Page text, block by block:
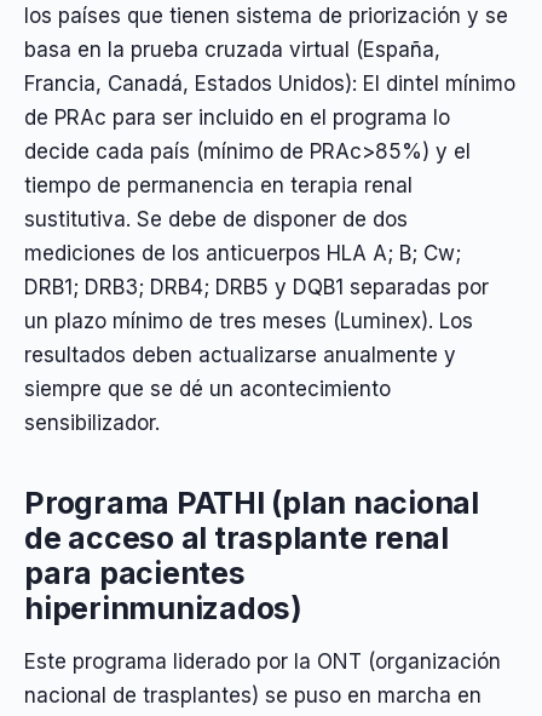
los países que tienen sistema de priorización y se
basa en la prueba cruzada virtual (España,
Francia, Canadá, Estados Unidos): El dintel mínimo
de PRAc para ser incluido en el programa lo
decide cada país (mínimo de PRAc>85%) y el
tiempo de permanencia en terapia renal
sustitutiva. Se debe de disponer de dos
mediciones de los anticuerpos HLA A; B; Cw;
DRB1; DRB3; DRB4; DRB5 y DQB1 separadas por
un plazo mínimo de tres meses (Luminex). Los
resultados deben actualizarse anualmente y
siempre que se dé un acontecimiento
sensibilizador.
Programa PATHI (plan nacional
de acceso al trasplante renal
para pacientes
hiperinmunizados)
Este programa liderado por la ONT (organización
nacional de trasplantes) se puso en marcha en